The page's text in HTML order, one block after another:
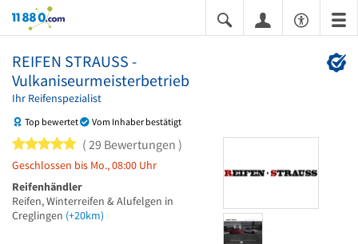
11880.com
REIFEN STRAUSS -
Vulkaniseurmeisterbetrieb
Ihr Reifenspezialist
Top bewertet Vom Inhaber bestätigt
5 von 5 Sternen
29 Bewertungen
Geschlossen bis Mo., 08:00 Uhr
Reifenhändler
Reifen, Winterreifen & Alufelgen in
Creglingen (+20km)